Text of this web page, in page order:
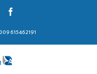
009615462191